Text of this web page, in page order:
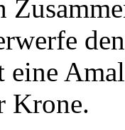
eine
Krone.